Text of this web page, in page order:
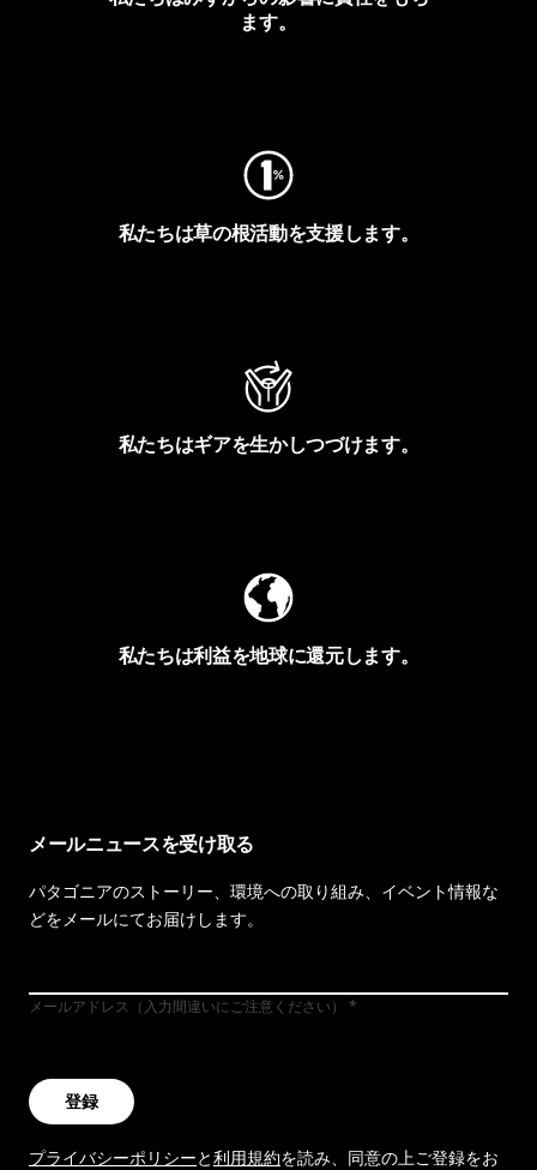
ます。
私たちは草の根活動を支援します。
私たちはギアを生かしつづけます。
私たちは利益を地球に還元します。
メールニュースを受け取る
パタゴニアのストーリー、環境への取り組み、イベント情報な
どをメールにてお届けします。
メールアドレス（入力間違いにご注意ください）
登録
プライバシーポリシーと利用規約を読み、同意の上ご登録をお